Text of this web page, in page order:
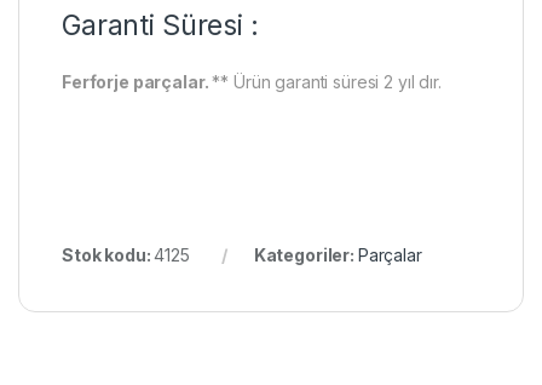
Garanti Süresi :
Ferforje parçalar.** Ürün garanti süresi 2 yıl dır.
Stok kodu:4125 Kategoriler: Parçalar